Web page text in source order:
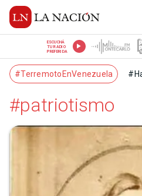
ESCUCHÁ
TU RADIO
PREFERIDA
#TerremotoEnVenezuela
#patriotismo